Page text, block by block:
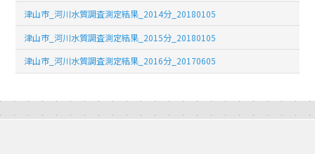
津山市_河川水質調査測定結果_2014分_20180105
津山市_河川水質調査測定結果_2015分_20180105
津山市_河川水質調査測定結果_2016分_20170605